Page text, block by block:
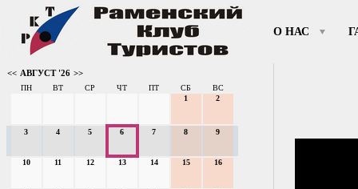
О НАС
<< АВГУСТ '26 >>
ПН ВТ СР ЧТ ПТ СБ
ВС
1
2
3 4 5 6 7 8 9
10 11 12 13 14 15 16